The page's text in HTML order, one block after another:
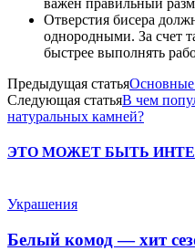
Отверстия бисера
однородными. За счет
быстрее выполнять
Предыдущая статьяОсновные
Следующая статьяВ чем
натуральных камней?
ЭТО МОЖЕТ БЫТЬ
Украшения
Белый комод — хит